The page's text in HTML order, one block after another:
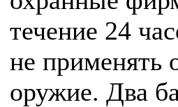
течение 24
не применять
оружие. Два